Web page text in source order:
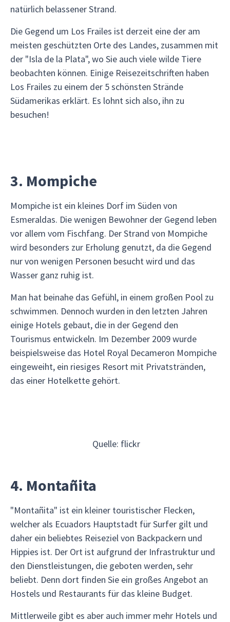
natürlich belassener Strand.
Die Gegend um Los Frailes ist derzeit eine der am
meisten geschützten Orte des Landes, zusammen mit
der "Isla de la Plata", wo Sie auch viele wilde Tiere
beobachten können. Einige Reisezeitschriften haben
Los Frailes zu einem der 5 schönsten Strände
Südamerikas erklärt. Es lohnt sich also, ihn zu
besuchen!
3. Mompiche
Mompiche ist ein kleines Dorf im Süden von
Esmeraldas. Die wenigen Bewohner der Gegend leben
vor allem vom Fischfang. Der Strand von Mompiche
wird besonders zur Erholung genutzt, da die Gegend
nur von wenigen Personen besucht wird und das
Wasser ganz ruhig ist.
Man hat beinahe das Gefühl, in einem großen Pool zu
schwimmen. Dennoch wurden in den letzten Jahren
einige Hotels gebaut, die in der Gegend den
Tourismus entwickeln. Im Dezember 2009 wurde
beispielsweise das Hotel Royal Decameron Mompiche
eingeweiht, ein riesiges Resort mit Privatstränden,
das einer Hotelkette gehört.
Quelle: flickr
4. Montañita
"Montañita" ist ein kleiner touristischer Flecken,
welcher als Ecuadors Hauptstadt für Surfer gilt und
daher ein beliebtes Reiseziel von Backpackern und
Hippies ist. Der Ort ist aufgrund der Infrastruktur und
den Dienstleistungen, die geboten werden, sehr
beliebt. Denn dort finden Sie ein großes Angebot an
Hostels und Restaurants für das kleine Budget.
Mittlerweile gibt es aber auch immer mehr Hotels und